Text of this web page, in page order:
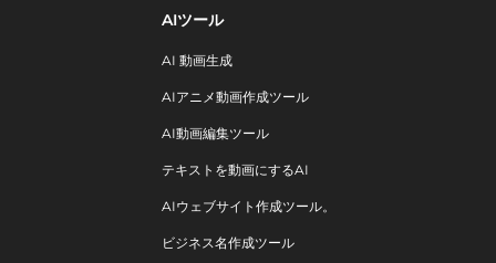
AIツール
AI 動画生成
AIアニメ動画作成ツール
AI動画編集ツール
テキストを動画にするAI
AIウェブサイト作成ツール。
ビジネス名作成ツール